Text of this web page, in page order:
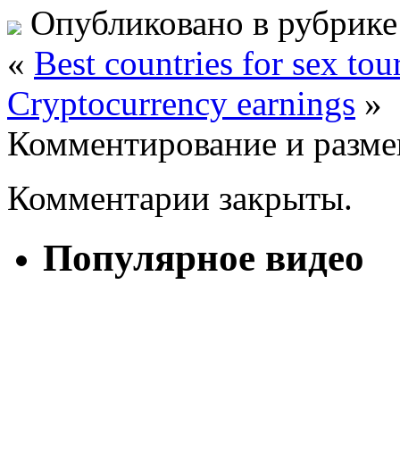
Опубликовано в
« Best countries for sex
Cryptocurrency earnings »
Комментирование и
Комментарии закрыты.
Популярное видео